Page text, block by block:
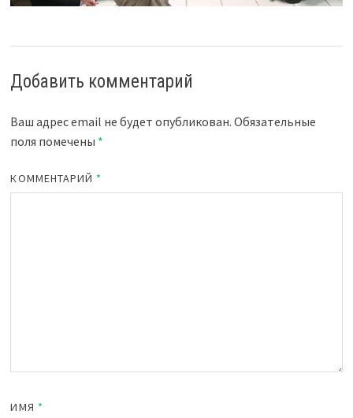
Добавить комментарий
Ваш адрес email не будет опубликован. Обязательные
поля помечены *
КОММЕНТАРИЙ *
ИМЯ *